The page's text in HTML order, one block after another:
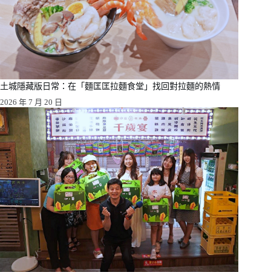
土城隱藏版日常：在「麵匡匡拉麵食堂」找回對拉麵的熱情
2026 年 7 月 20 日